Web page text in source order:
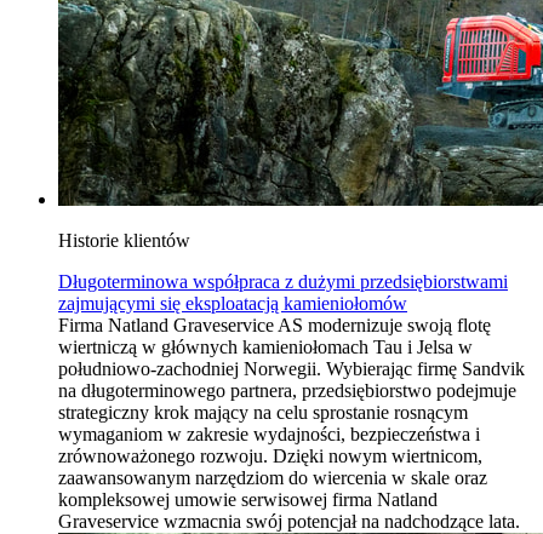
Historie klientów
Długoterminowa współpraca z dużymi przedsiębiorstwami
zajmującymi się eksploatacją kamieniołomów
Firma Natland Graveservice AS modernizuje swoją flotę
wiertniczą w głównych kamieniołomach Tau i Jelsa w
południowo-zachodniej Norwegii. Wybierając firmę Sandvik
na długoterminowego partnera, przedsiębiorstwo podejmuje
strategiczny krok mający na celu sprostanie rosnącym
wymaganiom w zakresie wydajności, bezpieczeństwa i
zrównoważonego rozwoju. Dzięki nowym wiertnicom,
zaawansowanym narzędziom do wiercenia w skale oraz
kompleksowej umowie serwisowej firma Natland
Graveservice wzmacnia swój potencjał na nadchodzące lata.